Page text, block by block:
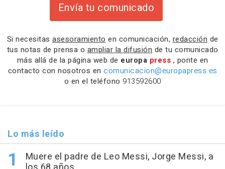
Envía tu comunicado
Si necesitas asesoramiento en comunicación, redacción de
tus notas de prensa o ampliar la difusión de tu comunicado
más allá de la página web de europa press , ponte en
contacto con nosotros en comunicacion@europapress.es
o en el teléfono 913592600
Lo más leído
Muere el padre de Leo Messi, Jorge Messi, a